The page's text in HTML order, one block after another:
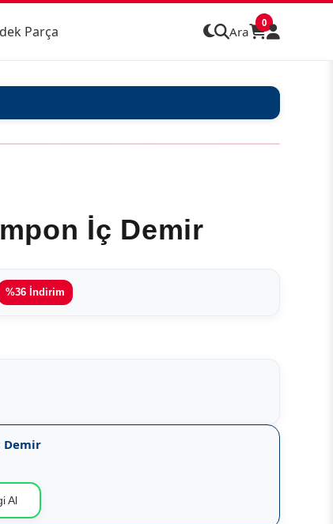
Parça Ara
0
İç Demir
%36 İndirim
Demir
Al